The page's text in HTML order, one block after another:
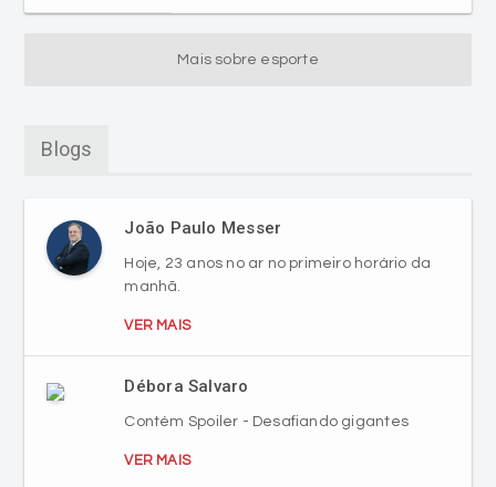
Mais sobre esporte
Blogs
João Paulo Messer
Hoje, 23 anos no ar no primeiro horário da
manhã.
VER MAIS
Débora Salvaro
Contém Spoiler - Desafiando gigantes
VER MAIS